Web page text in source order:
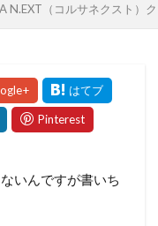
N.EXT（コルサネクスト）
いんですが書いち